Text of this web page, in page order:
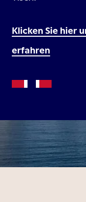
Klicken Sie hier
erfahren